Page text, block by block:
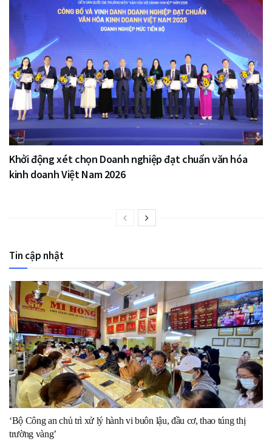
Khởi động xét chọn Doanh nghiệp đạt chuẩn văn hóa
kinh doanh Việt Nam 2026
Tin cập nhật
‘Bộ Công an chủ trì xử lý hành vi buôn lậu, đầu cơ, thao túng thị
trường vàng’